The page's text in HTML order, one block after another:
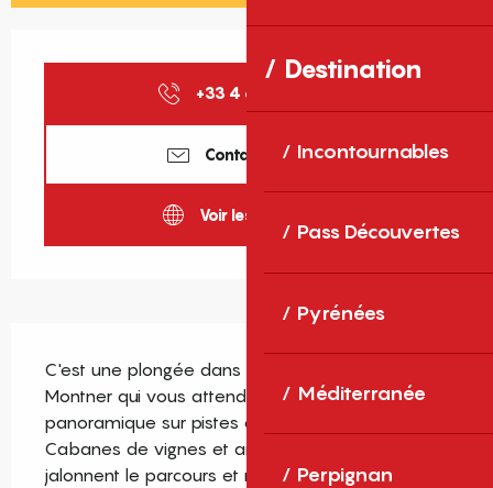
Destination
Incontournables
Pass Découvertes
Pyrénées
Méditerranée
Perpignan
+33 4 68 29 10
Contactez-nous
Voir les sites web
C'est une plongée dans le vignoble autour de
Montner qui vous attend avec cette randonnée
panoramique sur pistes et sentiers faciles.
Cabanes de vignes et anciens mas en ruine
jalonnent le parcours et nous rappellent que ces